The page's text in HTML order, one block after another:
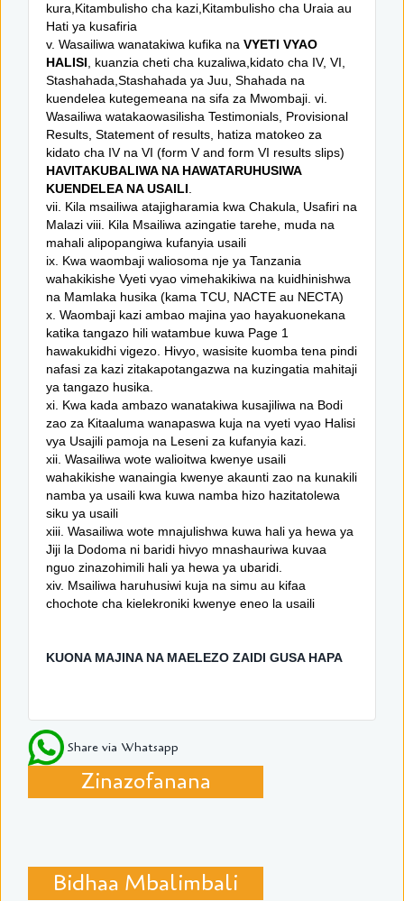
kura,Kitambulisho cha kazi,Kitambulisho cha Uraia au
Hati ya kusafiria
v. Wasailiwa wanatakiwa kufika na VYETI VYAO
HALISI, kuanzia cheti cha kuzaliwa,kidato cha IV, VI,
Stashahada,Stashahada ya Juu, Shahada na
kuendelea kutegemeana na sifa za Mwombaji. vi.
Wasailiwa watakaowasilisha Testimonials, Provisional
Results, Statement of results, hatiza matokeo za
kidato cha IV na VI (form V and form VI results slips)
HAVITAKUBALIWA NA HAWATARUHUSIWA
KUENDELEA NA USAILI.
vii. Kila msailiwa atajigharamia kwa Chakula, Usafiri na
Malazi viii. Kila Msailiwa azingatie tarehe, muda na
mahali alipopangiwa kufanyia usaili
ix. Kwa waombaji waliosoma nje ya Tanzania
wahakikishe Vyeti vyao vimehakikiwa na kuidhinishwa
na Mamlaka husika (kama TCU, NACTE au NECTA)
x. Waombaji kazi ambao majina yao hayakuonekana
katika tangazo hili watambue kuwa Page 1
hawakukidhi vigezo. Hivyo, wasisite kuomba tena pindi
nafasi za kazi zitakapotangazwa na kuzingatia mahitaji
ya tangazo husika.
xi. Kwa kada ambazo wanatakiwa kusajiliwa na Bodi
zao za Kitaaluma wanapaswa kuja na vyeti vyao Halisi
vya Usajili pamoja na Leseni za kufanyia kazi.
xii. Wasailiwa wote walioitwa kwenye usaili
wahakikishe wanaingia kwenye akaunti zao na kunakili
namba ya usaili kwa kuwa namba hizo hazitatolewa
siku ya usaili
xiii. Wasailiwa wote mnajulishwa kuwa hali ya hewa ya
Jiji la Dodoma ni baridi hivyo mnashauriwa kuvaa
nguo zinazohimili hali ya hewa ya ubaridi.
xiv. Msailiwa haruhusiwi kuja na simu au kifaa
chochote cha kielekroniki kwenye eneo la usaili
KUONA MAJINA NA MAELEZO ZAIDI GUSA HAPA
Share via Whatsapp
Zinazofanana
Bidhaa Mbalimbali